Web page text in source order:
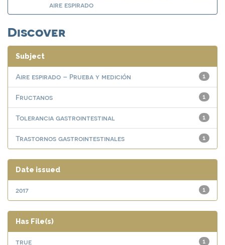
aire espirado
Discover
Subject
1
Aire espirado – Prueba y medición
1
Fructanos
1
Tolerancia gastrointestinal
1
Trastornos gastrointestinales
Date issued
1
2017
Has File(s)
1
true